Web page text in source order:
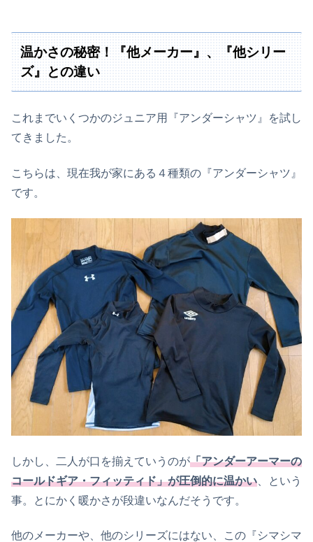
温かさの秘密！『他メーカー』、『他シリー
ズ』との違い
これまでいくつかのジュニア用『アンダーシャツ』を試し
てきました。
こちらは、現在我が家にある４種類の『アンダーシャツ』
です。
しかし、二人が口を揃えていうのが「アンダーアーマーの
コールドギア・フィッティド」が圧倒的に温かい 、という
事。とにかく暖かさが段違いなんだそうです。
他のメーカーや、他のシリーズにはない、この『シマシマ